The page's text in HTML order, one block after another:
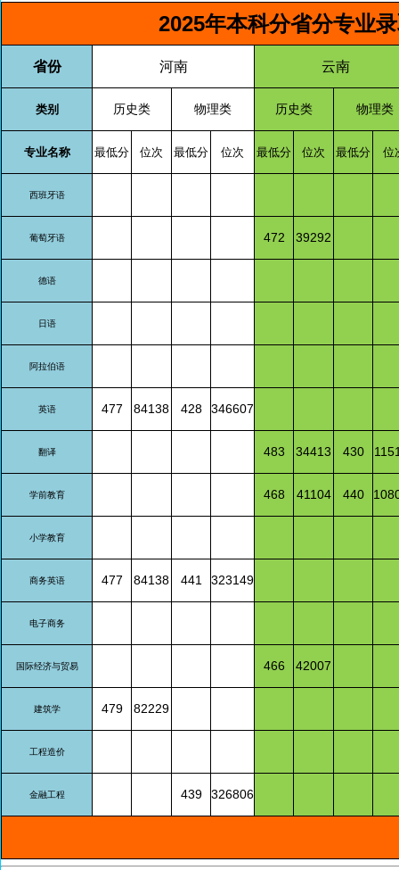
2025年本科分省分专业
省份 河南 云南
类别 历史类 物理类 历史类 物理类
专业名称 最低分 位次 最低分 位次 最低分 位次 最低分 位
西班牙语
葡萄牙语 472 39292
德语
日语
阿拉伯语
英语 477 84138 428 346607
翻译 483 34413 430
学前教育 468 41104 440
小学教育
商务英语 477 84138 441 323149
电子商务
国际经济与贸易 466 42007
建筑学 479 82229
工程造价
金融工程 439 326806